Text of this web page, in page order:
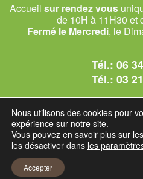
Accueilsur rendez vous
de 10H à 11H30 et
Fermé le Mercredi, le
Tél.:06
Tél.:03
© 2026 Le
1228 rue bataille -
Mentions
Nous utilisons des cookies pour
expérience sur notre site.
Vous pouvez en savoir plus sur
les désactiver dans les
Accepter